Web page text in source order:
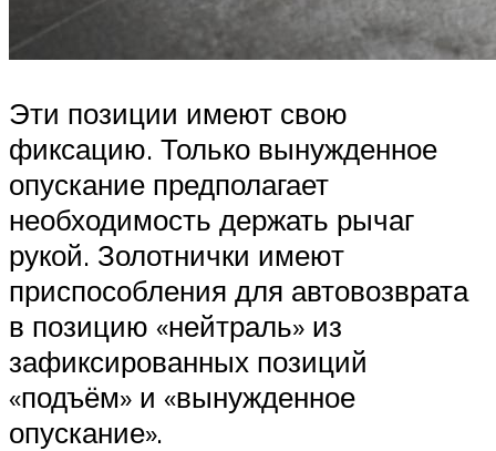
Эти позиции имеют свою
фиксацию. Только вынужденное
опускание предполагает
необходимость держать рычаг
рукой. Золотнички имеют
приспособления для автовозврата
в позицию «нейтраль» из
зафиксированных позиций
«подъём» и «вынужденное
опускание».